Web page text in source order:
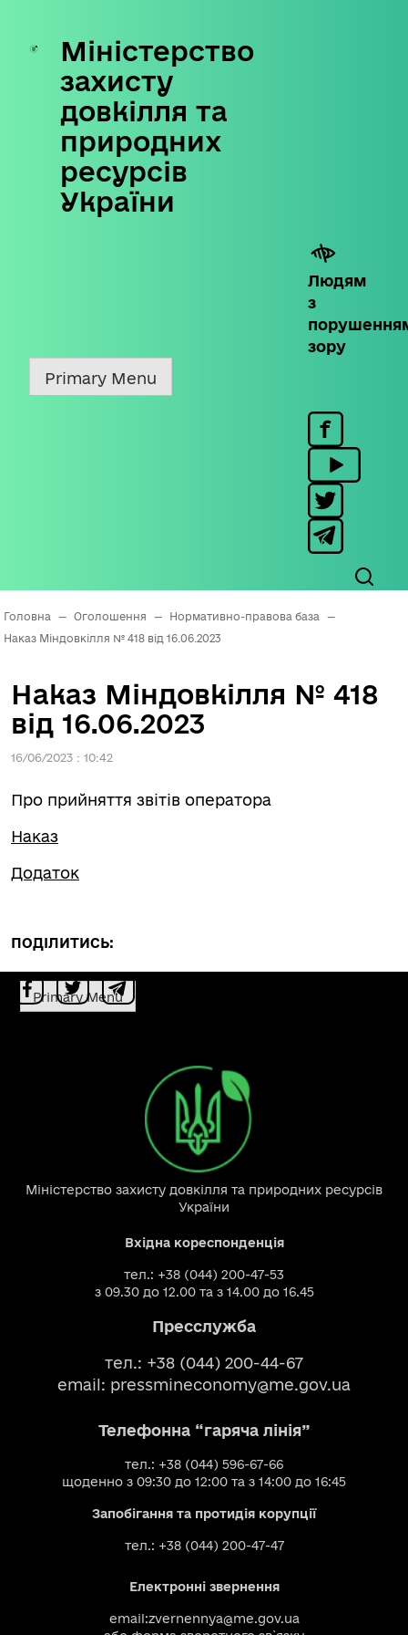
Skip
content
Міністерство
захисту
довкілля та
природних
ресурсів
України
Людям
з
зору
Primary Menu
Головна — Оголошення — Нормативно-правова база
—
Наказ Міндовкілля № 418 від 16.06.2023
Наказ Міндовкілля № 418
від 16.06.2023
16/06/2023 : 10:42
Про прийняття звітів оператора
Наказ
Додаток
ПОДІЛИТИСЬ:
Primary Menu
Міністерство захисту довкілля та природних ресурсів
України
Вхідна кореспонденція
тел.: +38 (044) 200-47-53
з 09.30 до 12.00 та з 14.00 до 16.45
Пресслужба
тел.: +38 (044) 200-44-67
email: pressmineconomy@me.gov.ua
Телефонна “гаряча лінія”
тел.: +38 (044) 596-67-66
щоденно з 09:30 до 12:00 та з 14:00 до 16:45
Запобігання та протидія корупції
тел.: +38 (044) 200-47-47
Електронні звернення
email:zvernennya@me.gov.ua